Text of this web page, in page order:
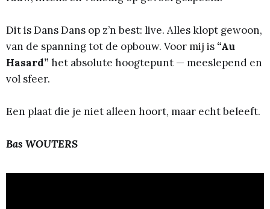
Dit is Dans Dans op z’n best: live. Alles klopt gewoon,
van de spanning tot de opbouw. Voor mij is “Au
Hasard” het absolute hoogtepunt — meeslepend en
vol sfeer.
Een plaat die je niet alleen hoort, maar echt beleeft.
Bas WOUTERS